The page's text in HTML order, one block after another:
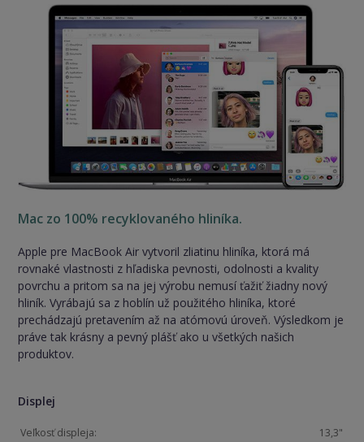
Displej
Veľkosť displeja:
13,3"
Mac zo 100% recyklovaného hliníka.
Apple pre MacBook Air vytvoril zliatinu hliníka, ktorá má
rovnaké vlastnosti z hľadiska pevnosti, odolnosti a kvality
povrchu a pritom sa na jej výrobu nemusí ťažiť žiadny nový
hliník. Vyrábajú sa z hoblín už použitého hliníka, ktoré
prechádzajú pretavením až na atómovú úroveň. Výsledkom je
práve tak krásny a pevný plášť ako u všetkých našich
produktov.